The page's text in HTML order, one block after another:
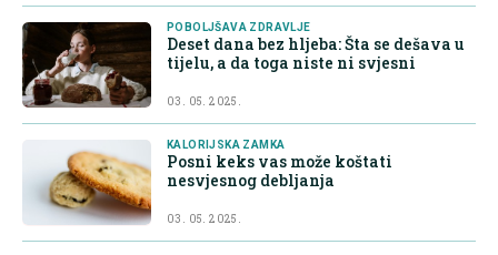
POBOLJŠAVA ZDRAVLJE
Deset dana bez hljeba: Šta se dešava u
tijelu, a da toga niste ni svjesni
03. 05. 2025.
KALORIJSKA ZAMKA
Posni keks vas može koštati
nesvjesnog debljanja
03. 05. 2025.